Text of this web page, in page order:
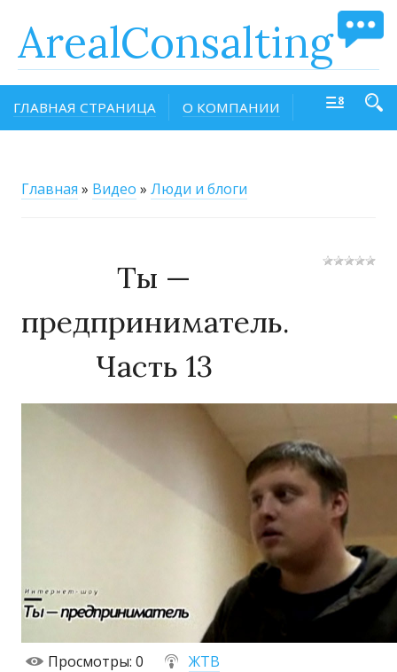
ArealConsalting
ГЛАВНАЯ СТРАНИЦА О КОМПАНИИ
Главная » Видео » Люди и блоги
Ты —
предприниматель.
Часть 13
Просмотры: 0
ЖТВ